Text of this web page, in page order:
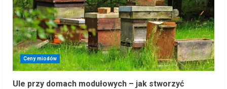
Ceny miodów
Ule przy domach modułowych – jak stworzyć